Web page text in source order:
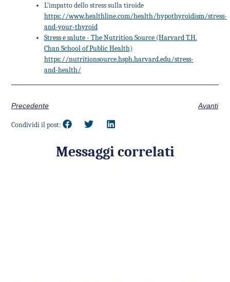
L'impatto dello stress sulla tiroide
https://www.healthline.com/health/hypothyroidism/stress-
and-your-thyroid
Stress e salute - The Nutrition Source (Harvard T.H.
Chan School of Public Health)
https://nutritionsource.hsph.harvard.edu/stress-
and-health/
Precedente Avanti
Condividi il post:
Messaggi correlati